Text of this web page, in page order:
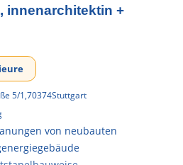
innenarchitektin +
5/1,70374Stuttgart
von neubauten